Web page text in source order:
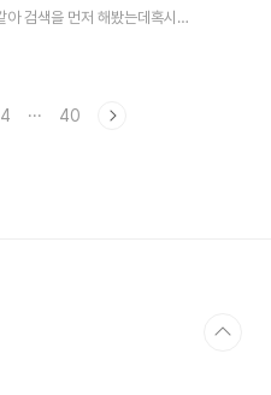
검색을 먼저 해봤는데혹시
싶었어요.수족구 이후 손발톱이 빠
4 ··· 40